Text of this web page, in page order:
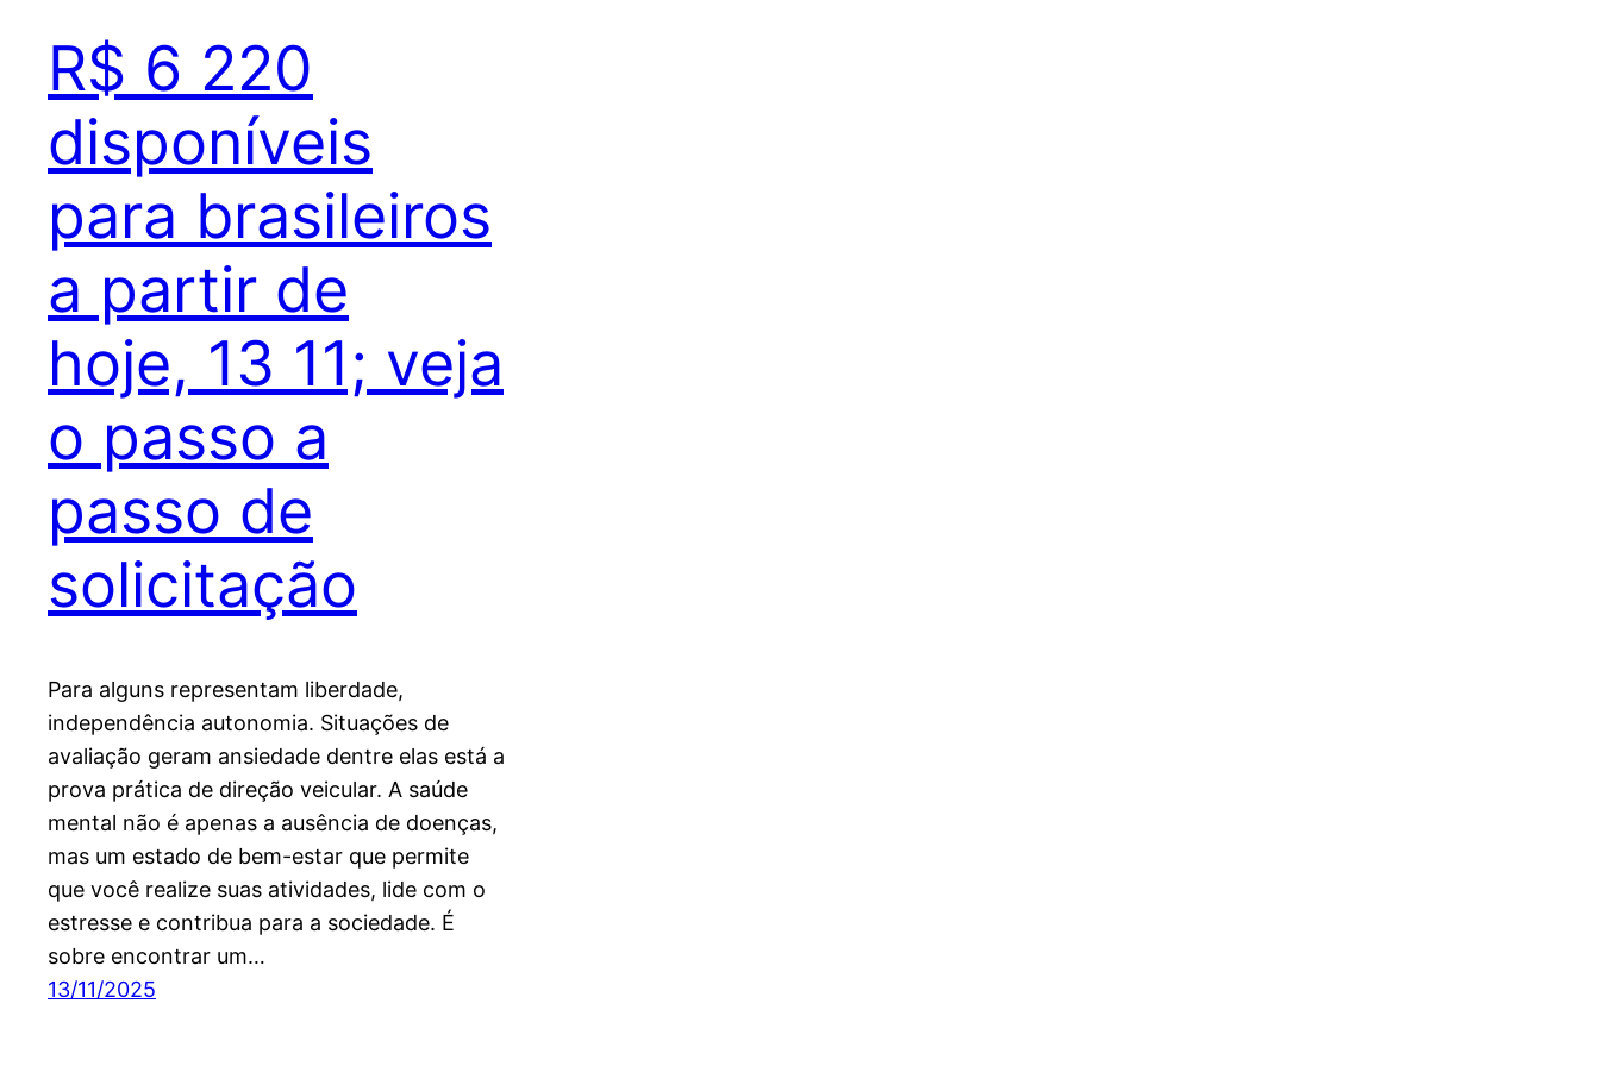
R$ 6 220
disponíveis
para brasileiros
a partir de
hoje, 13 11; veja
o passo a
passo de
solicitação
Para alguns representam liberdade,
independência autonomia. Situações de
avaliação geram ansiedade dentre elas está a
prova prática de direção veicular. A saúde
mental não é apenas a ausência de doenças,
mas um estado de bem-estar que permite
que você realize suas atividades, lide com o
estresse e contribua para a sociedade. É
sobre encontrar um…
13/11/2025